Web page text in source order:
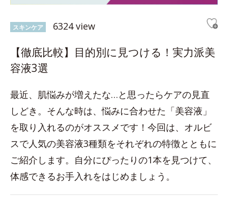
スキンケア 6324 view
【徹底比較】目的別に見つける！実力派美
容液3選
最近、肌悩みが増えたな…と思ったらケアの見直
しどき。そんな時は、悩みに合わせた「美容液」
を取り入れるのがオススメです！今回は、オルビ
スで人気の美容液3種類をそれぞれの特徴とともに
ご紹介します。自分にぴったりの1本を見つけて、
体感できるお手入れをはじめましょう。